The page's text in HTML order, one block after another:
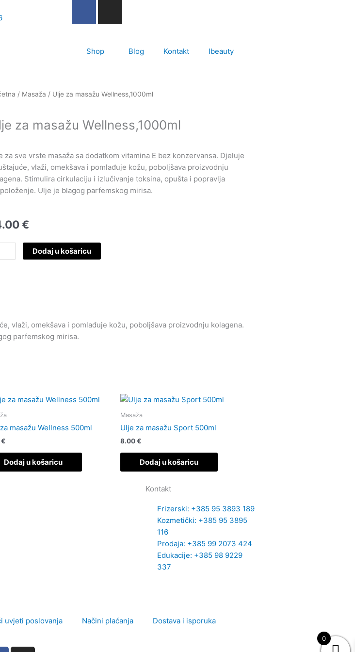
b
k
a
Shop Blog Kontakt Ibeauty
/ Masaža / Ulje za masažu Wellness,1000ml
za masažu Wellness,1000ml
za sve vrste masaža sa dodatkom vitamina E bez konzervansa. Djeluje
vlaži, omekšava i pomlađuje kožu, poboljšava proizvodnju
Stimulira cirkulaciju i izlučivanje toksina, opušta i popravlja
Ulje je blagog parfemskog mirisa.
€
Dodaj u košaricu
vlaži, omekšava i pomlađuje kožu, poboljšava proizvodnju kolagena.
parfemskog mirisa.
masažu Wellness 500ml
€
Dodaj u košaricu
Masaža
Ulje za masažu Sport 500ml
8.00€
Dodaj u košaricu
Kontakt
Frizerski: +385 95 3893 189
Kozmetički: +385 95 3895
116
Prodaja: +385 99 2073 424
Edukacije: +385 98 9229
337
uvjeti poslovanja Načini plaćanja Dostava i isporuka
0